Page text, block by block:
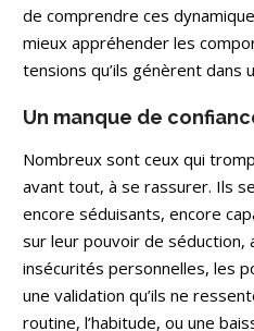
Je
de comprendre ces
mieux appréhender les
tensions qu’ils génèrent dans
Un manque de
Nombreux sont ceux qui
avant tout, à se rassurer. Ils
encore séduisants, encore
sur leur pouvoir de séduction,
insécurités personnelles, les
une validation qu’ils ne
routine, l’habitude, ou une